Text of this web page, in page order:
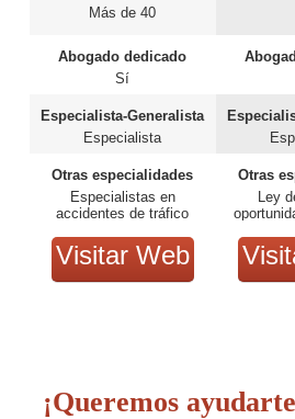
Más de 40
Abogado dedicado
Sí
Especialista-Generalista
Especialista
Otras especialidades
Especialistas en
accidentes de tráfico
Visitar Web
Otras
Ley
¡Queremos